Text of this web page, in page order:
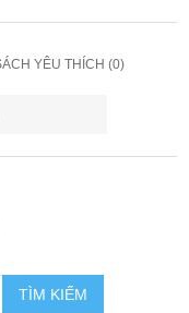
YÊU THÍCH (0)
TÌM KIẾM